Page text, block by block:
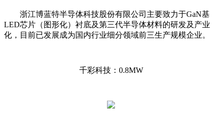
浙江博蓝特半导体科技股份有限公司主要致力于GaN基
LED芯片（图形化）衬底及第三代半导体材料的研发及产业
化，目前已发展成为国内行业细分领域前三生产规模企业。
千彩科技：0.8MW